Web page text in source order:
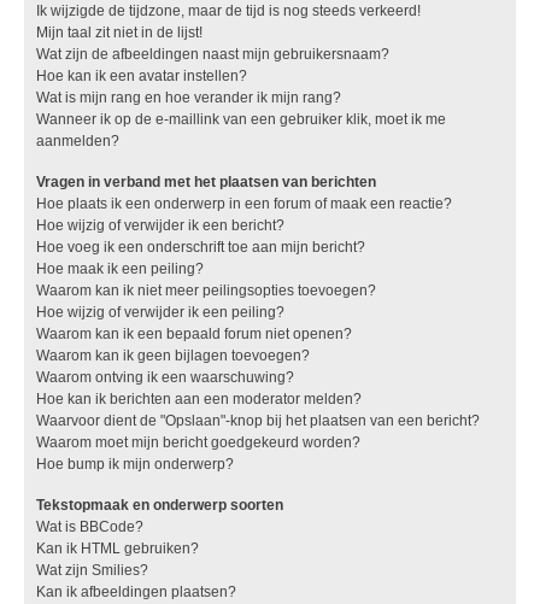
Ik wijzigde de tijdzone, maar de tijd is nog steeds verkeerd!
Mijn taal zit niet in de lijst!
Wat zijn de afbeeldingen naast mijn gebruikersnaam?
Hoe kan ik een avatar instellen?
Wat is mijn rang en hoe verander ik mijn rang?
Wanneer ik op de e-maillink van een gebruiker klik, moet ik me
aanmelden?
Vragen in verband met het plaatsen van berichten
Hoe plaats ik een onderwerp in een forum of maak een reactie?
Hoe wijzig of verwijder ik een bericht?
Hoe voeg ik een onderschrift toe aan mijn bericht?
Hoe maak ik een peiling?
Waarom kan ik niet meer peilingsopties toevoegen?
Hoe wijzig of verwijder ik een peiling?
Waarom kan ik een bepaald forum niet openen?
Waarom kan ik geen bijlagen toevoegen?
Waarom ontving ik een waarschuwing?
Hoe kan ik berichten aan een moderator melden?
Waarvoor dient de "Opslaan"-knop bij het plaatsen van een bericht?
Waarom moet mijn bericht goedgekeurd worden?
Hoe bump ik mijn onderwerp?
Tekstopmaak en onderwerp soorten
Wat is BBCode?
Kan ik HTML gebruiken?
Wat zijn Smilies?
Kan ik afbeeldingen plaatsen?